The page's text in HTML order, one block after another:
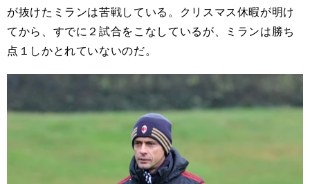
が抜けたミランは苦戦している。クリスマス休暇が明け
てから、すでに２試合をこなしているが、ミランは勝ち
点１しかとれていないのだ。